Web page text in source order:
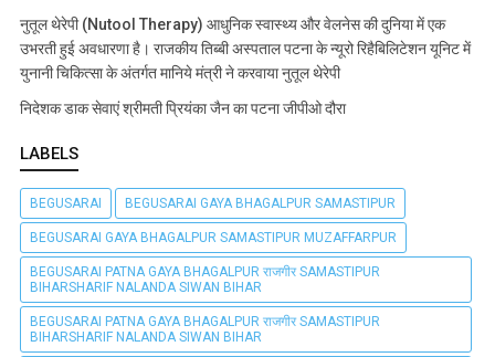
नुतूल थेरेपी (Nutool Therapy) आधुनिक स्वास्थ्य और वेलनेस की दुनिया में एक
उभरती हुई अवधारणा है। राजकीय तिब्बी अस्पताल पटना के न्यूरो रिहैबिलिटेशन यूनिट में
युनानी चिकित्सा के अंतर्गत मानिये मंत्री ने करवाया नुतूल थेरेपी
निदेशक डाक सेवाएं श्रीमती प्रियंका जैन का पटना जीपीओ दौरा
LABELS
BEGUSARAI BEGUSARAI GAYA BHAGALPUR SAMASTIPUR
BEGUSARAI GAYA BHAGALPUR SAMASTIPUR MUZAFFARPUR
BEGUSARAI PATNA GAYA BHAGALPUR राजगीर SAMASTIPUR
BIHARSHARIF NALANDA SIWAN BIHAR
BEGUSARAI PATNA GAYA BHAGALPUR राजगीर SAMASTIPUR
BIHARSHARIF NALANDA SIWAN BIHAR